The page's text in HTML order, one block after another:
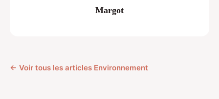
Margot
← Voir tous les articles Environnement